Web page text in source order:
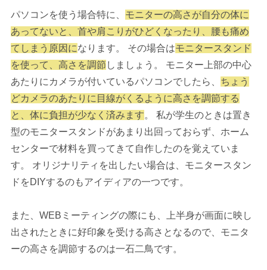
パソコンを使う場合特に、 モニターの高さが自分の体に
あってないと、首や肩こりがひどくなったり、腰も痛め
てしまう原因になります。 その場合はモニタースタンド
を使って、高さを調節 しましょう。 モニター上部の中心
あたりにカメラが付いているパソコンでしたら、 ちょう
どカメラのあたりに目線がくるように高さを調節する
と、体に負担が少なく済みます。 私が学生のときは置き
型のモニタースタンドがあまり出回っておらず、ホーム
センターで材料を買ってきて自作したのを覚えていま
す。 オリジナリティを出したい場合は、モニタースタン
ドをDIYするのもアイディアの一つです。
また、WEBミーティングの際にも、上半身が画面に映し
出されたときに好印象を受ける高さとなるので、モニタ
ーの高さを調節するのは一石二鳥です。